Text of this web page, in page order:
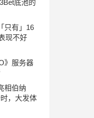
底池的
只有」16
现不好
》服务器
相伯纳
，大发体